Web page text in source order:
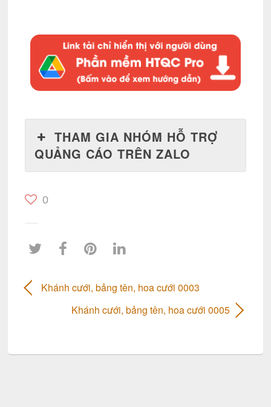
THAM GIA NHÓM HỖ TRỢ
QUẢNG CÁO TRÊN ZALO
0
Khánh cưới, bảng tên, hoa cưới 0003
Khánh cưới, bảng tên, hoa cưới 0005